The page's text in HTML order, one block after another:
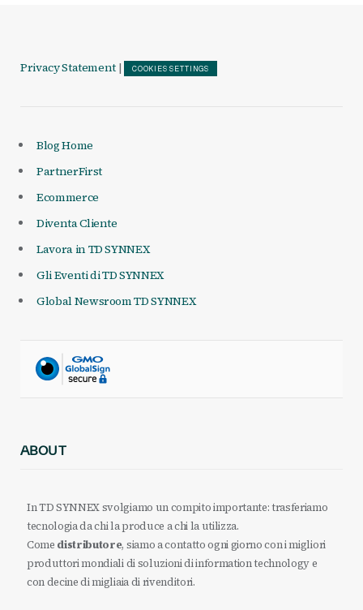
Privacy Statement | COOKIES SETTINGS
Blog Home
PartnerFirst
Ecommerce
Diventa Cliente
Lavora in TD SYNNEX
Gli Eventi di TD SYNNEX
Global Newsroom TD SYNNEX
ABOUT
In TD SYNNEX svolgiamo un compito importante: trasferiamo
tecnologia da chi la produce a chi la utilizza.
Come distributore, siamo a contatto ogni giorno con i migliori
produttori mondiali di soluzioni di information technology e
con decine di migliaia di rivenditori.